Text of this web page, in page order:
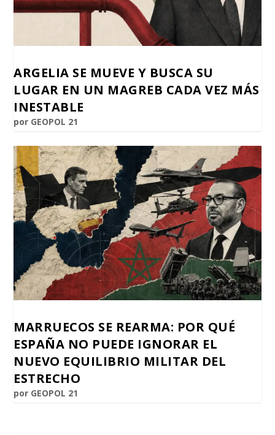
ARGELIA SE MUEVE Y BUSCA SU
LUGAR EN UN MAGREB CADA VEZ MÁS
INESTABLE
por GEOPOL 21
MARRUECOS SE REARMA: POR QUÉ
ESPAÑA NO PUEDE IGNORAR EL
NUEVO EQUILIBRIO MILITAR DEL
ESTRECHO
por GEOPOL 21